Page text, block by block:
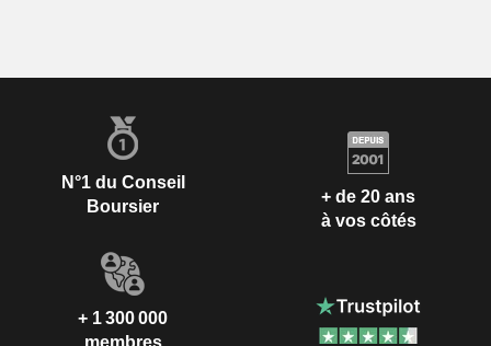
N°1 du Conseil
Boursier
+ de 20 ans
à vos côtés
+ 1 300 000